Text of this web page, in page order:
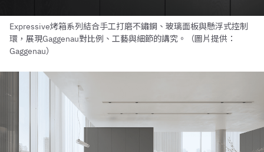
Expressive烤箱系列結合手工打磨不鏽鋼、玻璃面板與懸浮式控制
環，展現Gaggenau對比例、工藝與細節的講究。（圖片提供：
Gaggenau）